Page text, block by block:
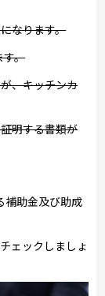
なります。
す。
、キッチンカ
明する書類が
補助金及び助成
ェックしましょ